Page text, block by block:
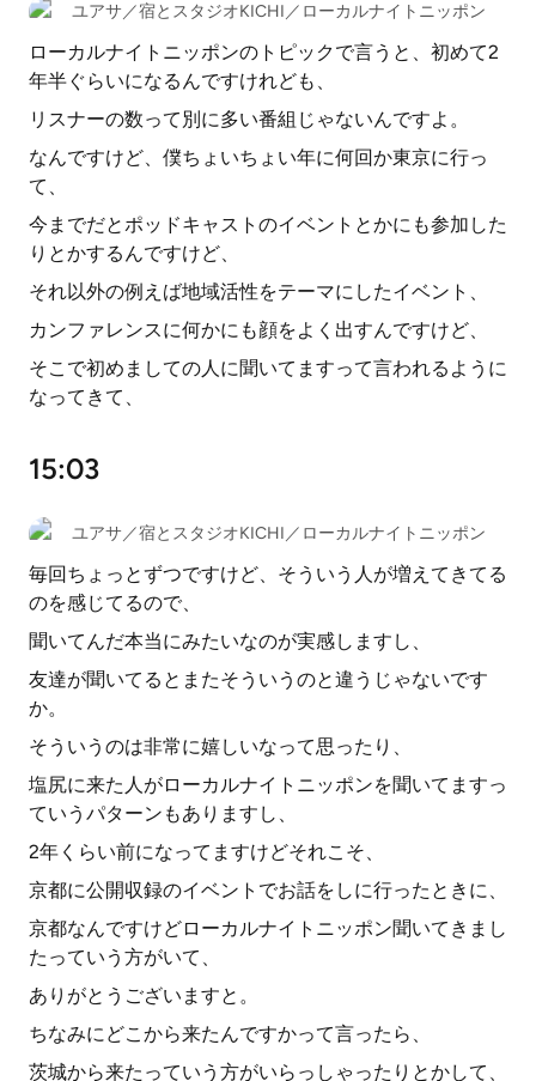
ユアサ／宿とスタジオKICHI／ローカルナイトニッポン
ローカルナイトニッポンのトピックで言うと、初めて2
年半ぐらいになるんですけれども、
リスナーの数って別に多い番組じゃないんですよ。
なんですけど、僕ちょいちょい年に何回か東京に行っ
て、
今までだとポッドキャストのイベントとかにも参加した
りとかするんですけど、
それ以外の例えば地域活性をテーマにしたイベント、
カンファレンスに何かにも顔をよく出すんですけど、
そこで初めましての人に聞いてますって言われるように
なってきて、
15:03
ユアサ／宿とスタジオKICHI／ローカルナイトニッポン
毎回ちょっとずつですけど、そういう人が増えてきてる
のを感じてるので、
聞いてんだ本当にみたいなのが実感しますし、
友達が聞いてるとまたそういうのと違うじゃないです
か。
そういうのは非常に嬉しいなって思ったり、
塩尻に来た人がローカルナイトニッポンを聞いてますっ
ていうパターンもありますし、
2年くらい前になってますけどそれこそ、
京都に公開収録のイベントでお話をしに行ったときに、
京都なんですけどローカルナイトニッポン聞いてきまし
たっていう方がいて、
ありがとうございますと。
ちなみにどこから来たんですかって言ったら、
茨城から来たっていう方がいらっしゃったりとかして、